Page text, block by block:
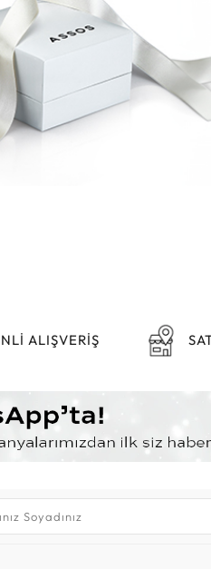
ALIŞVERİŞ